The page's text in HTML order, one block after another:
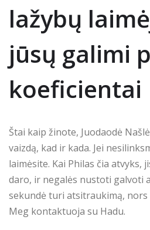
lažybų
jūsų galimi
koeficientai
Štai kaip žinote, Juodaodė
vaizdą, kad ir kada. Jei
laimėsite. Kai Philas čia atvyks,
daro, ir negalės nustoti galvoti
sekundė turi atsitraukimą,
Meg kontaktuoja su Hadu.